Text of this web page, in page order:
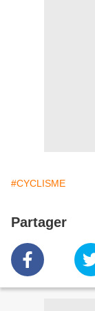
#CYCLISME
Partager